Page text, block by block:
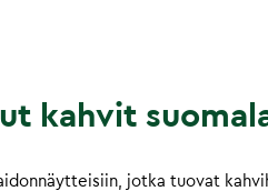
kahvit
jotka tuovat